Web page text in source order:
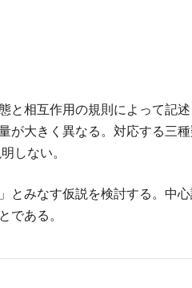
相互作用の規則によって記
大きく異なる。対応する三
しない。
とみなす仮説を検討する。中
である。